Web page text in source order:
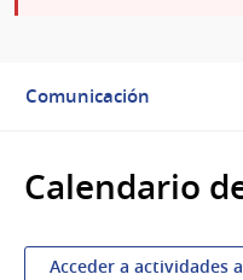
Comunicación
Calendario
Acceder a actividades